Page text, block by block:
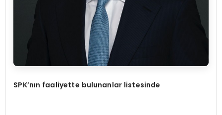
SPK’nın faaliyette bulunanlar listesinde